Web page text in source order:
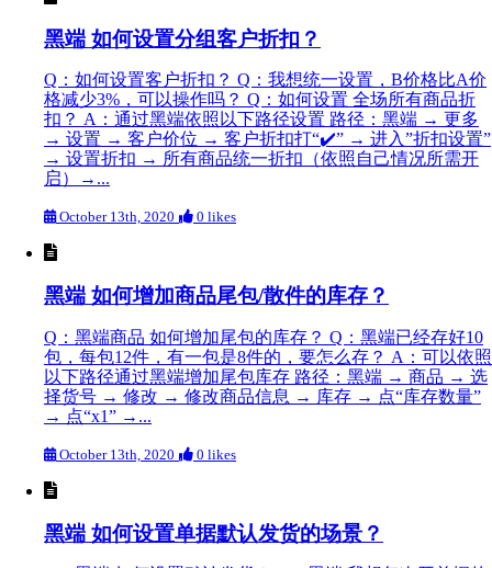
黑端 如何设置分组客户折扣？
Q：如何设置客户折扣？ Q：我想统一设置，B价格比A价
格减少3%，可以操作吗？ Q：如何设置 全场所有商品折
扣？ A：通过黑端依照以下路径设置 路径：黑端 → 更多
→ 设置 → 客户价位 → 客户折扣打“✔️” → 进入”折扣设置”
→ 设置折扣 → 所有商品统一折扣（依照自己情况所需开
启）→...
October 13th, 2020 0 likes
黑端 如何增加商品尾包/散件的库存？
Q：黑端商品 如何增加尾包的库存？ Q：黑端已经存好10
包，每包12件，有一包是8件的，要怎么存？ A：可以依照
以下路径通过黑端增加尾包库存 路径：黑端 → 商品 → 选
择货号 → 修改 → 修改商品信息 → 库存 → 点“库存数量”
→ 点“x1” →...
October 13th, 2020 0 likes
黑端 如何设置单据默认发货的场景？